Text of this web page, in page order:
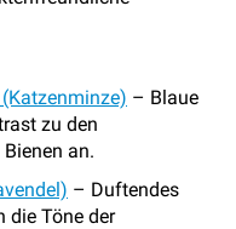
– Blaue
zu den
an.
– Duftendes
die Töne der